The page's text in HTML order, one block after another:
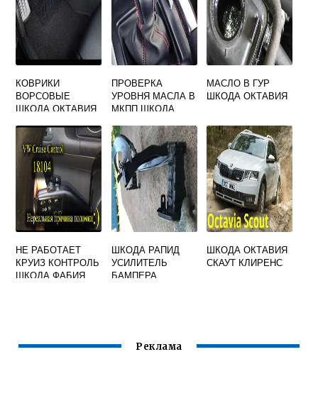
КОВРИКИ
ВОРСОВЫЕ
ШКОДА ОКТАВИЯ
ПРОВЕРКА
УРОВНЯ МАСЛА В
МКПП ШКОДА
МАСЛО В ГУР
ШКОДА ОКТАВИЯ
НЕ РАБОТАЕТ
КРУИЗ КОНТРОЛЬ
ШКОДА ФАБИЯ
ШКОДА РАПИД
УСИЛИТЕЛЬ
БАМПЕРА
ШКОДА ОКТАВИЯ
СКАУТ КЛИРЕНС
Реклама